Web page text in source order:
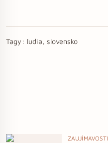
Tagy: ludia, slovensko
ZAUJÍMAVOSTI